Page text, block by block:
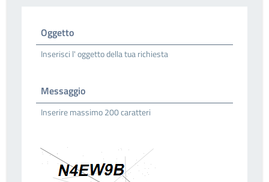
Oggetto
Inserisci l' oggetto della tua richiesta
Messaggio
Inserire massimo 200 caratteri